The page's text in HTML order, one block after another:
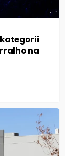
kategorii
na